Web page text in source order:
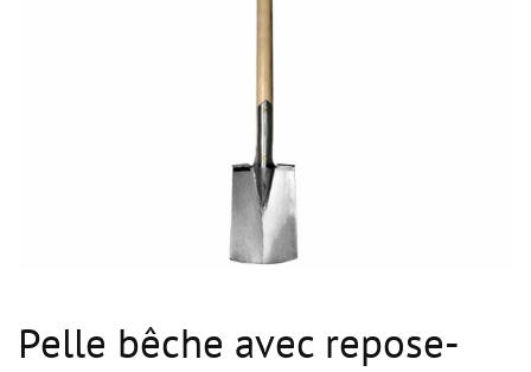
Pelle bêche avec repose-